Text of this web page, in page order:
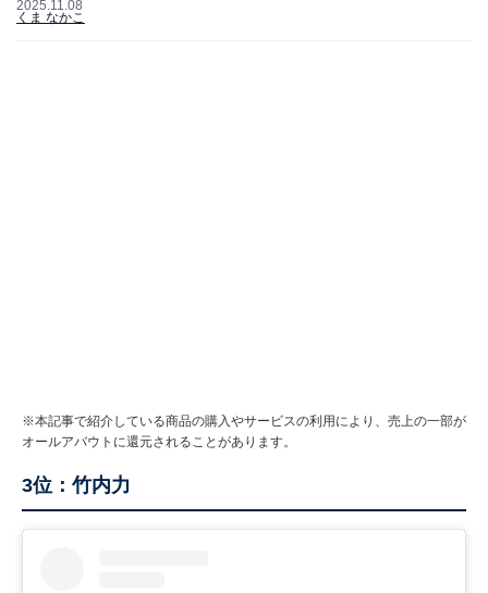
2025.11.08
くま なかこ
※本記事で紹介している商品の購入やサービスの利用により、売上の一部が
オールアバウトに還元されることがあります。
3位：竹内力